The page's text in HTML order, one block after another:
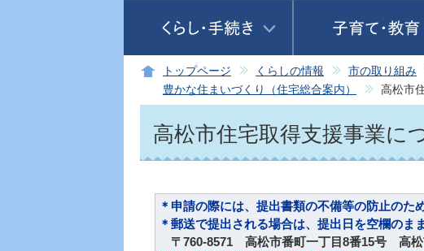
トップページ くらしの情報 市の取り組み
豊かな住まいづくり（住宅総合案内）
高松市
高松市住宅取得支援事業に
＊申請の際には、提出書類の不備等の防止のた
＊郵送で提出される場合は、提出日を空欄のま
〒760-8571 高松市番町一丁目8番15号 高